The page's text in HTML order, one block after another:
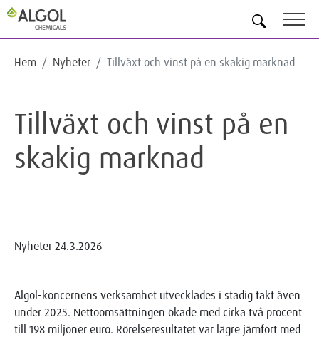
Hem Nyheter Tillväxt och vinst på en skakig marknad
Tillväxt och vinst på en
skakig marknad
Nyheter 24.3.2026
Algol-koncernens verksamhet utvecklades i stadig takt även
under 2025. Nettoomsättningen ökade med cirka två procent
till 198 miljoner euro. Rörelseresultatet var lägre jämfört med